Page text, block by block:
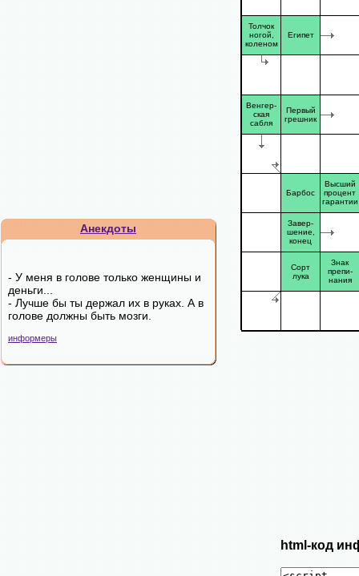
Анекдоты
- У меня в голове только женщины и
деньги...
- Лучше бы ты держал их в руках. А в
голове должны быть мозги.
информеры
Толчок
ногой,
коленом
Египет
Венгер-
ская
сабля
Первый
грешник
Барбос
Высший
процент
гарантии
Завер-
шение,
конец
Сорт
лука
Знак
препи-
нания
html-код